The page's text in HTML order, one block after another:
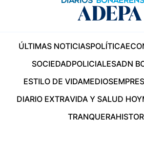
ÚLTIMAS NOTICIASPOLÍTICA
SOCIEDADPOLICIALESADN
ESTILO DE VIDAMEDIOS
DIARIO EXTRAVIDA Y SALUD HOY
TRANQUERA